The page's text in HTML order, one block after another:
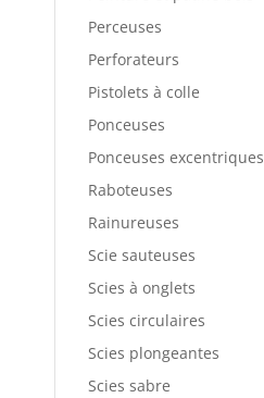
Perceuses
Perforateurs
Pistolets à colle
Ponceuses
Ponceuses excentriques
Raboteuses
Rainureuses
Scie sauteuses
Scies à onglets
Scies circulaires
Scies plongeantes
Scies sabre